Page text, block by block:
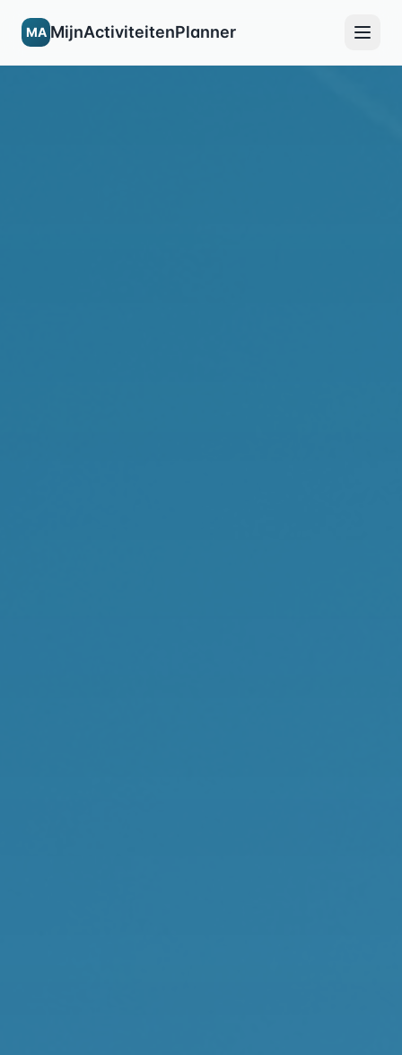
MA MijnActiviteitenPlanner